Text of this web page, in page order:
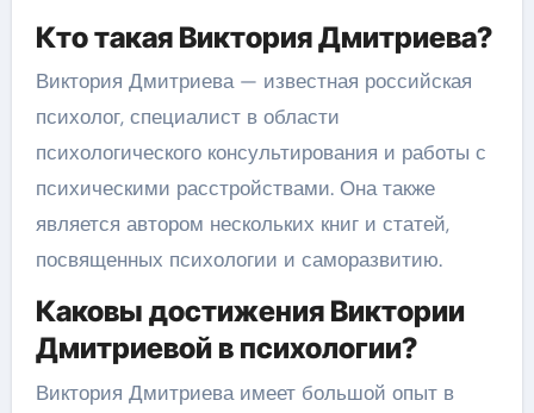
Кто такая Виктория Дмитриева?
Виктория Дмитриева — известная российская
психолог, специалист в области
психологического консультирования и работы с
психическими расстройствами. Она также
является автором нескольких книг и статей,
посвященных психологии и саморазвитию.
Каковы достижения Виктории
Дмитриевой в психологии?
Виктория Дмитриева имеет большой опыт в